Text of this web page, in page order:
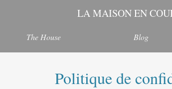
LA MAISON EN
The House Blog
Politique de